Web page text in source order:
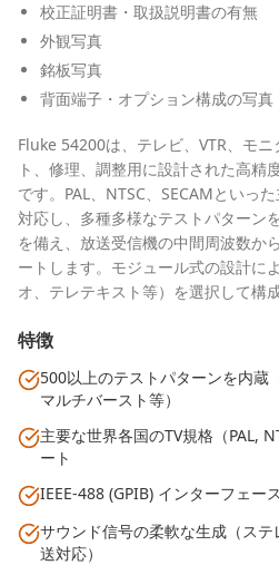
校正証明書・取扱説明書の有無
外観写真
銘板写真
背面端子・オプション構成の写真
Fluke 54200は、テレビ、VTR、モ
ト、修理、調整用に設計された高精
です。PAL、NTSC、SECAMといっ
対応し、多種多様なテストパターン
を備え、放送受信機の中間周波数か
ートします。モジュール式の設計に
オ、テレテキスト等）を選択して構
特徴
500以上のテストパターンを内蔵
マルチバースト等）
主要な世界各国のTV規格（PAL,
ート
IEEE-488 (GPIB) インターフェー
サウンド信号の柔軟な生成（ス
送対応）